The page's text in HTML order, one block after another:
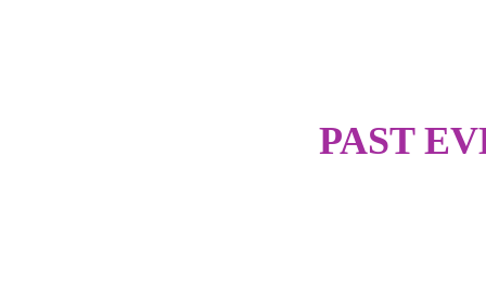
PAST